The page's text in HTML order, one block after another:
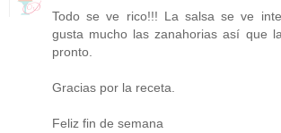
Todo se ve rico!!! La salsa se ve
gusta mucho las zanahorias así que
pronto.
Gracias por la receta.
Feliz fin de semana